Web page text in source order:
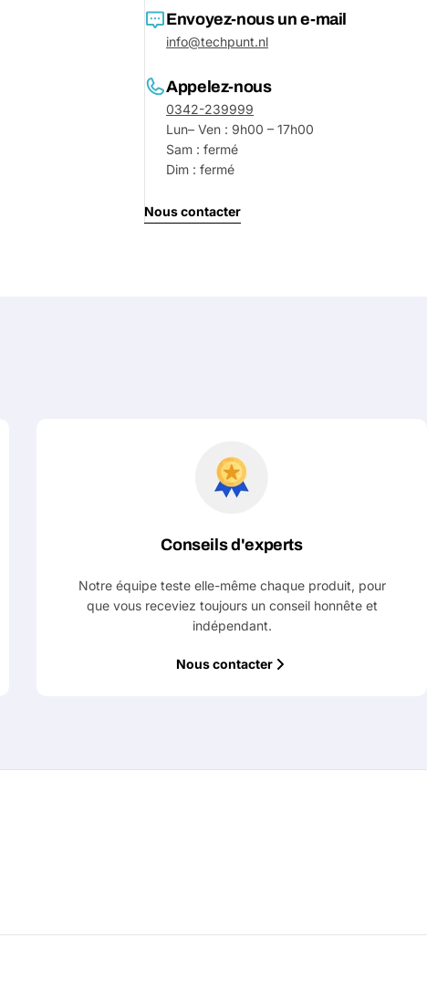
Envoyez-nous un e-mail
info@techpunt.nl
Appelez-nous
0342-239999
Lun– Ven : 9h00 – 17h00
Sam : fermé
Dim : fermé
Nous contacter
Conseils d'experts
Notre équipe teste elle-même chaque produit, pour
que vous receviez toujours un conseil honnête et
indépendant.
Nous contacter